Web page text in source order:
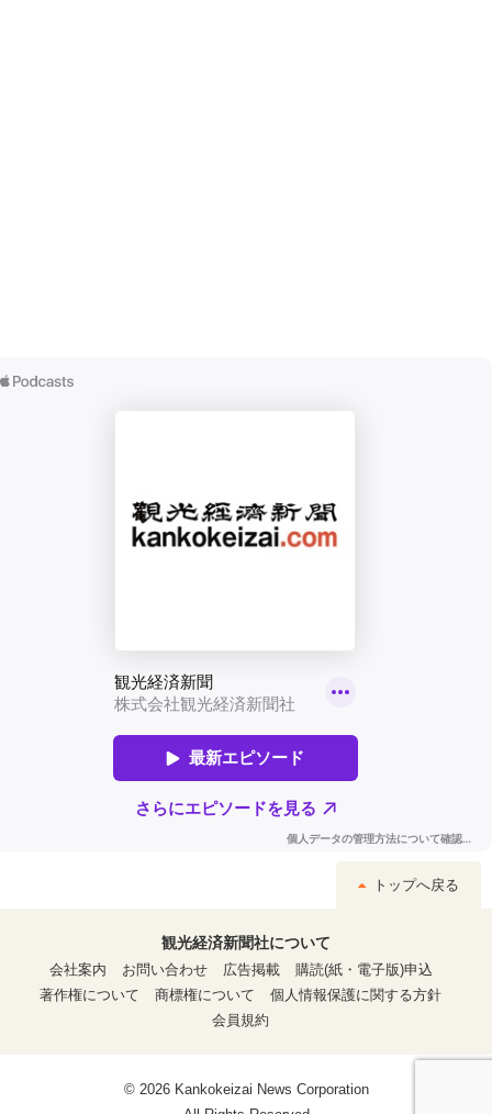
トップへ戻る
観光経済新聞社について
会社案内
お問い合わせ 広告掲載
購読(紙・電子版)申込
著作権について
商標権について
個人情報保護に関する方針
会員規約
© 2026 Kankokeizai News Corporation